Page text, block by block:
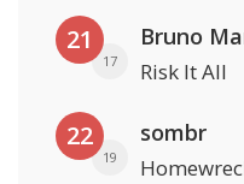
21
17
Bruno
Risk It All
22
19
sombr